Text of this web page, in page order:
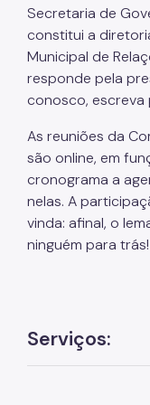
Defesa e
TAC - Termo
Mudanças
Comitê do Clima
Inventário de
Plano de Ação
Mata Atlântica
Secretaria de
constitui a
Municipal de
responde pela
conosco, escreva
As reuniões da
são online, em
cronograma a
nelas. A
vinda: afinal, o
ninguém para trás!
Serviços: